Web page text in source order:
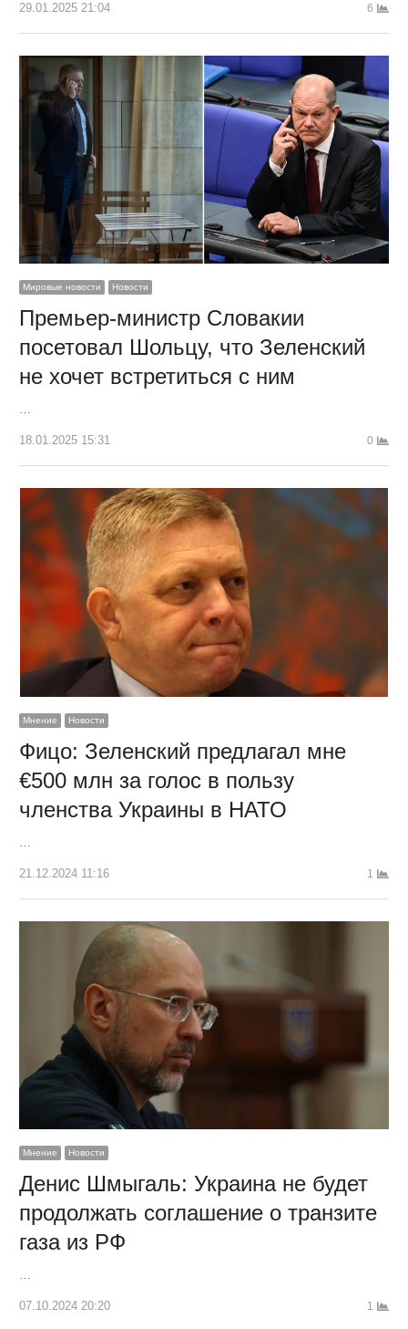
29.01.2025 21:04 6
Мировые новости Новости
Премьер-министр Словакии
посетовал Шольцу, что Зеленский
не хочет встретиться с ним
…
18.01.2025 15:31 0
Мнение Новости
Фицо: Зеленский предлагал мне
€500 млн за голос в пользу
членства Украины в НАТО
21.12.2024 11:16 1
Мнение Новости
Денис Шмыгаль: Украина не будет
продолжать соглашение о транзите
газа из РФ
…
07.10.2024 20:20 1